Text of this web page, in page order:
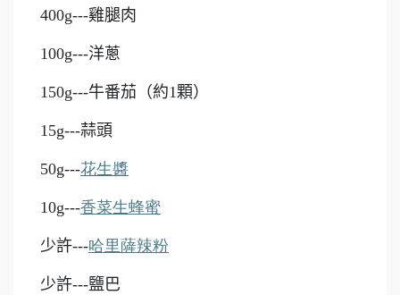
400g---雞腿肉
100g---洋蔥
150g---牛番茄（約1顆）
15g---蒜頭
50g---花生醬
10g---香菜生蜂蜜
少許---哈里薩辣粉
少許---鹽巴